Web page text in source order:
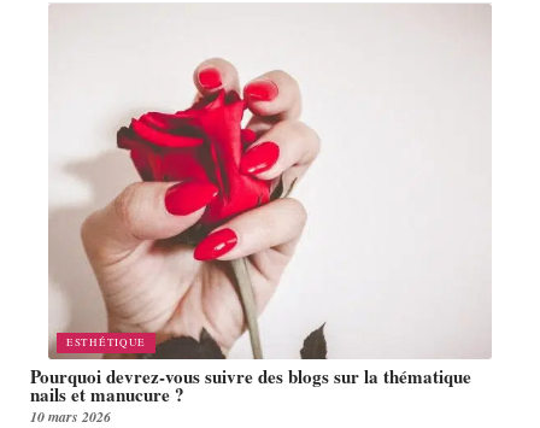
ESTHÉTIQUE
Pourquoi devrez-vous suivre des blogs sur la thématique
nails et manucure ?
10 mars 2026